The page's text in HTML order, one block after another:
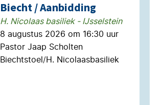
Biecht / Aanbidding
H. Nicolaas basiliek - IJsselstein
8 augustus 2026 om 16:30 uur
Pastor Jaap Scholten
Biechtstoel/H. Nicolaasbasiliek